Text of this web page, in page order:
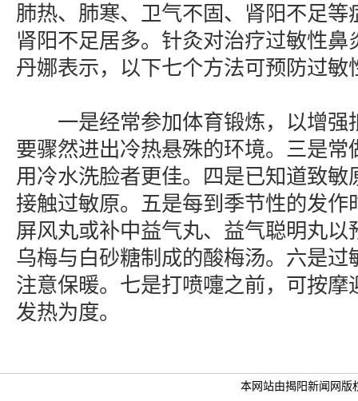
肺热、肺寒、卫气不固、肾阳不足等
肾阳不足居多。针灸对治疗过敏性鼻
丹娜表示，以下七个方法可预防过敏
一是经常参加体育锻炼，以增强
要骤然进出冷热悬殊的环境。三是常
用冷水洗脸者更佳。四是已知道致敏
接触过敏原。五是每到季节性的发作
屏风丸或补中益气丸、益气聪明丸以
乌梅与白砂糖制成的酸梅汤。六是过
注意保暖。七是打喷嚏之前，可按摩
发热为度。
本网站由揭阳新闻网版